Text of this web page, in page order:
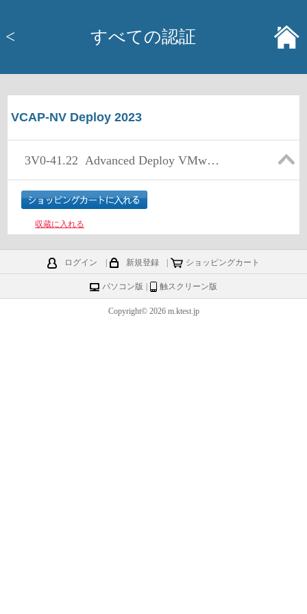
< すべての認証
VCAP-NV Deploy 2023
3V0-41.22 Advanced Deploy VMware NSX-T Data Center 3.x
収蔵に入れる
ログイン 新規登録 ショッピングカート
パソコン版 触スクリーン版
Copyright© 2026 m.ktest.jp